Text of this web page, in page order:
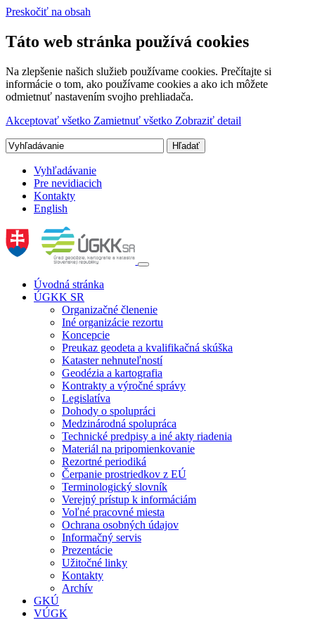
Preskočiť na obsah
Táto web stránka používá cookies
Na zlepšenie našich služieb používame cookies. Prečítajte si
informácie o tom, ako používame cookies a ako ich môžete
odmietnuť nastavením svojho prehliadača.
Akceptovať všetko Zamietnuť všetko Zobraziť detail
Vyhľadávanie
Pre nevidiacich
Kontakty
English
Úvodná stránka
ÚGKK SR
Organizačné členenie
Iné organizácie rezortu
Koncepcie
Preukaz geodeta a kvalifikačná skúška
Kataster nehnuteľností
Geodézia a kartografia
Kontrakty a výročné správy
Legislatíva
Dohody o spolupráci
Medzinárodná spolupráca
Technické predpisy a iné akty riadenia
Materiál na pripomienkovanie
Rezortné periodiká
Čerpanie prostriedkov z EÚ
Terminologický slovník
Verejný prístup k informáciám
Voľné pracovné miesta
Ochrana osobných údajov
Informačný servis
Prezentácie
Užitočné linky
Kontakty
Archív
GKÚ
VÚGK